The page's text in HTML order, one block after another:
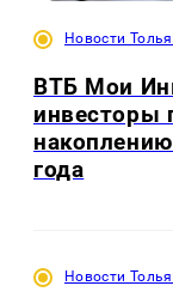
Новости
ВТБ Мои
инвесторы
года
Новости